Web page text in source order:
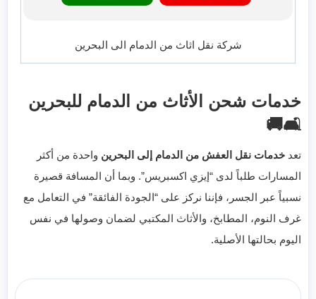
شركة نقل اثاث من الدمام الى البحرين
خدمات شحن الأثاث من الدمام للبحرين
🛋️🚚
تعد خدمات نقل العفش من الدمام إلى البحرين واحدة من أكثر
المسارات طلباً لدى “إيزي اكسبريس”. وبما أن المسافة قصيرة
نسبياً عبر الجسر، فإننا نركز على “الجودة الفائقة” في التعامل مع
غرف النوم، المطابخ، والأثاث المكتبي لضمان وصولها في نفس
اليوم بحالتها الأصلية.